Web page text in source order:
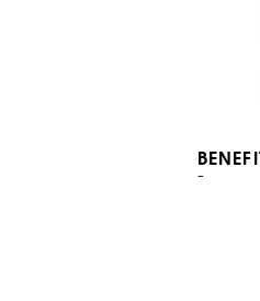
BENEFIT
-